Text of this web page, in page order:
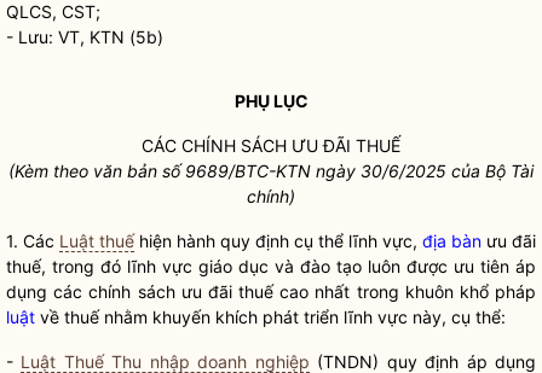
QLCS, CST;
- Lưu: VT, KTN (5b)
PHỤ LỤC
CÁC CHÍNH SÁCH ƯU ĐÃI THUẾ
(Kèm theo văn bản số 9689/BTC-KTN ngày 30/6/2025 của Bộ Tài
chính)
1. Các Luật thuếhiện hành quy định cụ thể lĩnh vực, địa bàn ưu đãi
thuế, trong đó lĩnh vực giáo dục và đào tạo luôn được ưu tiên áp
dụng các chính sách ưu đãi thuế cao nhất trong khuôn khổ pháp
luật về thuế nhằm khuyến khích phát triển lĩnh vực này, cụ thể:
- Luật Thuế Thu nhập doanh nghiệp (TNDN) quy định áp dụng